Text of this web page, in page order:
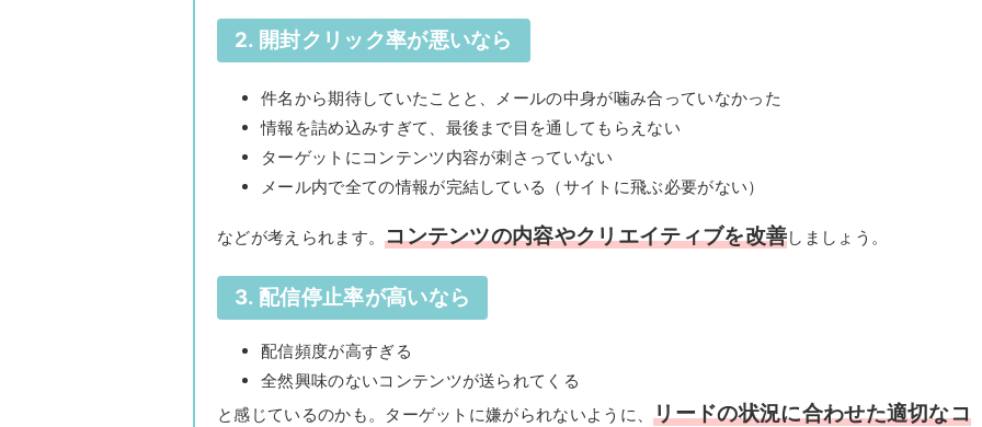
2. 開封クリック率が悪いなら
件名から期待していたことと、メールの中身が噛み合っていなかった
情報を詰め込みすぎて、最後まで目を通してもらえない
ターゲットにコンテンツ内容が刺さっていない
メール内で全ての情報が完結している（サイトに飛ぶ必要がない）
などが考えられます。コンテンツの内容やクリエイティブを改善しましょう。
3. 配信停止率が高いなら
配信頻度が高すぎる
全然興味のないコンテンツが送られてくる
と感じているのかも。ターゲットに嫌がられないように、リードの状況に合わせた適切なコ